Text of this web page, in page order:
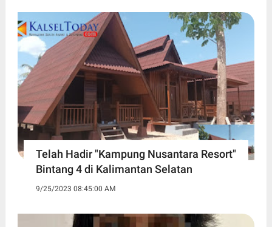
Telah Hadir "Kampung Nusantara Resort"
Bintang 4 di Kalimantan Selatan
9/25/2023 08:45:00 AM